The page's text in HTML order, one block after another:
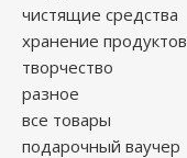
чистящие средства
хранение продуктов
творчество
разное
все товары
подарочный ваучер